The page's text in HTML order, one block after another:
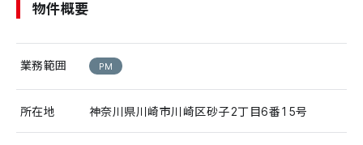
物件概要
業務範囲 PM
所在地 神奈川県川崎市川崎区砂子2丁目6番15号